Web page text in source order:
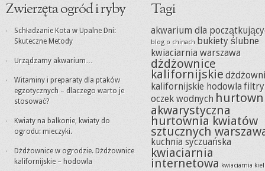
Zwierzęta ogród i ryby
Schładzanie Kota w Upalne Dni:
Skuteczne Metody
Urządzamy akwarium…
Witaminy i preparaty dla ptaków
egzotycznych – dlaczego warto je
stosować?
Kwiaty na balkonie, kwiaty do
ogrodu: mieczyki.
Dżdżownice w ogrodzie. Dżdżownice
kalifornijskie – hodowla
Tagi
akwarium dla
blog o chinach bukiety ślubne
kwiaciarnia warszawa
dżdżownice
kalifornijskie
kalifornijskie hodowla filtry
oczek wodnych
akwarystyczna
hurtownia kwiatów
sztucznych
kuchnia syczuańska
kwiaciarnia
internetowa kwiaciarnia